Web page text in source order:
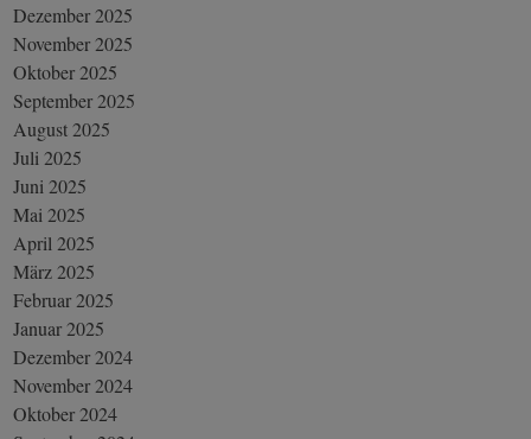
Dezember 2025
November 2025
Oktober 2025
September 2025
August 2025
Juli 2025
Juni 2025
Mai 2025
April 2025
März 2025
Februar 2025
Januar 2025
Dezember 2024
November 2024
Oktober 2024